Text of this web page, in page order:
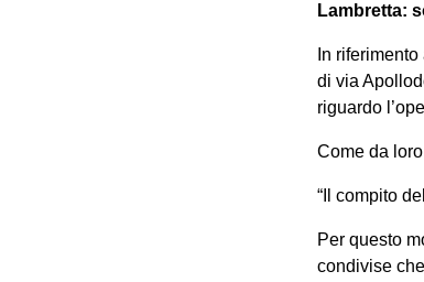
Lambretta:
In
di via
riguardo
Come da
“Il compito
Per questo
condivise